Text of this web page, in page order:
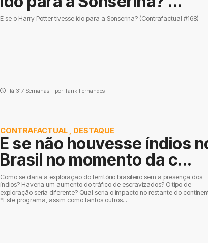
E se o Harry Potter tivesse ido para a Sonserina? (Contrafactual #168)
Há 317 Semanas - por Tarik Fernandes
CONTRAFACTUAL DESTAQUE
E se não houvesse índios
Brasil no momento da c...
Como se daria a exploração do território brasileiro sem a presença dos
índios? Haveria um aumento do tráfico de escravizados? O tipo de
exploração seria diferente? Qual seria o impacto no restante do
*Este programa, assim como tantos outros...